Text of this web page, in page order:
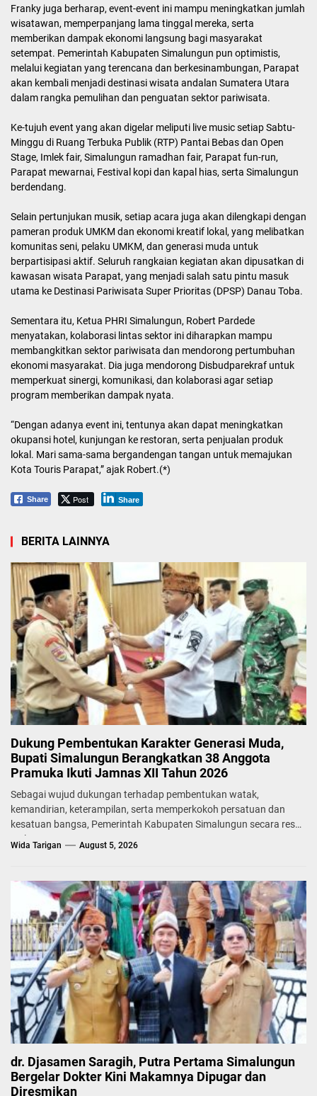
Franky juga berharap, event-event ini mampu meningkatkan jumlah
wisatawan, memperpanjang lama tinggal mereka, serta
memberikan dampak ekonomi langsung bagi masyarakat
setempat. Pemerintah Kabupaten Simalungun pun optimistis,
melalui kegiatan yang terencana dan berkesinambungan, Parapat
akan kembali menjadi destinasi wisata andalan Sumatera Utara
dalam rangka pemulihan dan penguatan sektor pariwisata.
Ke-tujuh event yang akan digelar meliputi live music setiap Sabtu-
Minggu di Ruang Terbuka Publik (RTP) Pantai Bebas dan Open
Stage, Imlek fair, Simalungun ramadhan fair, Parapat fun-run,
Parapat mewarnai, Festival kopi dan kapal hias, serta Simalungun
berdendang.
Selain pertunjukan musik, setiap acara juga akan dilengkapi dengan
pameran produk UMKM dan ekonomi kreatif lokal, yang melibatkan
komunitas seni, pelaku UMKM, dan generasi muda untuk
berpartisipasi aktif. Seluruh rangkaian kegiatan akan dipusatkan di
kawasan wisata Parapat, yang menjadi salah satu pintu masuk
utama ke Destinasi Pariwisata Super Prioritas (DPSP) Danau Toba.
Sementara itu, Ketua PHRI Simalungun, Robert Pardede
menyatakan, kolaborasi lintas sektor ini diharapkan mampu
membangkitkan sektor pariwisata dan mendorong pertumbuhan
ekonomi masyarakat. Dia juga mendorong Disbudparekraf untuk
memperkuat sinergi, komunikasi, dan kolaborasi agar setiap
program memberikan dampak nyata.
“Dengan adanya event ini, tentunya akan dapat meningkatkan
okupansi hotel, kunjungan ke restoran, serta penjualan produk
lokal. Mari sama-sama bergandengan tangan untuk memajukan
Kota Touris Parapat,” ajak Robert.(*)
Share Post Share
BERITA LAINNYA
Dukung Pembentukan Karakter Generasi Muda,
Bupati Simalungun Berangkatkan 38 Anggota
Pramuka Ikuti Jamnas XII Tahun 2026
Sebagai wujud dukungan terhadap pembentukan watak,
kemandirian, keterampilan, serta memperkokoh persatuan dan
kesatuan bangsa, Pemerintah Kabupaten Simalungun secara resmi
melepas...
Wida Tarigan August 5, 2026
dr. Djasamen Saragih, Putra Pertama Simalungun
Bergelar Dokter Kini Makamnya Dipugar dan
Diresmikan